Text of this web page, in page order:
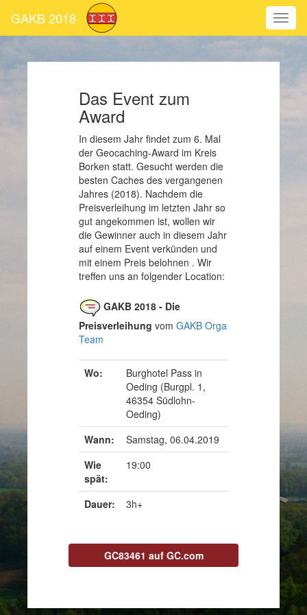
GAKB 2018
Das Event zum
Award
In diesem Jahr findet zum 6. Mal
der Geocaching-Award im Kreis
Borken statt. Gesucht werden die
besten Caches des vergangenen
Jahres (2018). Nachdem die
Preisverleihung im letzten Jahr so
gut angekommen ist, wollen wir
die Gewinner auch in diesem Jahr
auf einem Event verkünden und
mit einem Preis belohnen . Wir
treffen uns an folgender Location:
GAKB 2018 - Die
Preisverleihung vom GAKB Orga
Team
Wo:
Burghotel Pass in
Oeding (Burgpl. 1,
46354 Südlohn-
Oeding)
Wann:
Samstag, 06.04.2019
Wie
spät:
19:00
Dauer: 3h+
GC83461 auf GC.com